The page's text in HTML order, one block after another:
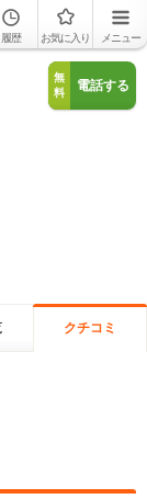
履歴 お気に入り メニュー
無
料
電話する
クチコミ